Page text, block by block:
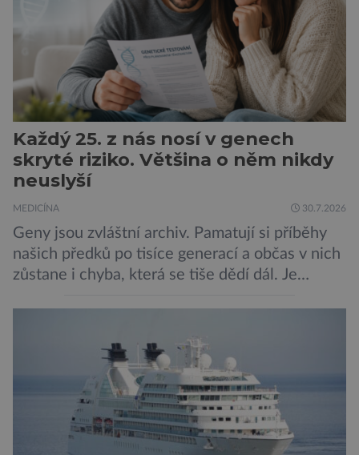
Každý 25. z nás nosí v genech
skryté riziko. Většina o něm nikdy
neuslyší
MEDICÍNA 30.7.2026
Geny jsou zvláštní archiv. Pamatují si příběhy
našich předků po tisíce generací a občas v nich
zůstane i chyba, která se tiše dědí dál. Je
jednou rozhodnout o zdraví jeho dítěte. Právě
to je případ řady dědičných onemocnění,
například cystické fibrózy, […]